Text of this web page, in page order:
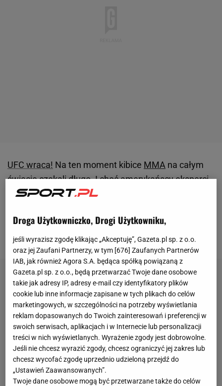
UFC wraca! Na ten moment kibice MMA na całym
świecie czekali długo. I choć amerykańscy eksperci
jeszcze niedawno twierdzili, że organizacja
to prezes federacji - Dana White - postawił na swoim
i gala odbędzie się już w najbliższy weekend.
Droga Użytkowniczko, Drogi Użytkowniku,
jeśli wyrazisz zgodę klikając „Akceptuję”, Gazeta.pl sp. z o.o.
oraz jej Zaufani Partnerzy, w tym [676] Zaufanych Partnerów
IAB, jak również Agora S.A. będąca spółką powiązaną z
Gazeta.pl sp. z o.o., będą przetwarzać Twoje dane osobowe
takie jak adresy IP, adresy e-mail czy identyfikatory plików
cookie lub inne informacje zapisane w tych plikach do celów
marketingowych, w szczególności na potrzeby wyświetlania
reklam dopasowanych do Twoich zainteresowań i preferencji w
swoich serwisach, aplikacjach i w Internecie lub personalizacji
treści w nich wyświetlanych. Wyrażenie zgody jest dobrowolne.
Jeśli nie chcesz wyrazić zgody, chcesz ograniczyć jej zakres lub
chcesz wycofać zgodę uprzednio udzieloną przejdź do
„Ustawień Zaawansowanych”.
Twoje dane osobowe mogą być przetwarzane także do celów